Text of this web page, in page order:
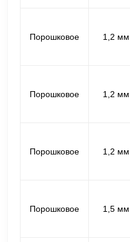
Порошковое 1,2 мм
Порошковое 1,2 мм
Порошковое 1,2 мм
Порошковое 1,5 мм